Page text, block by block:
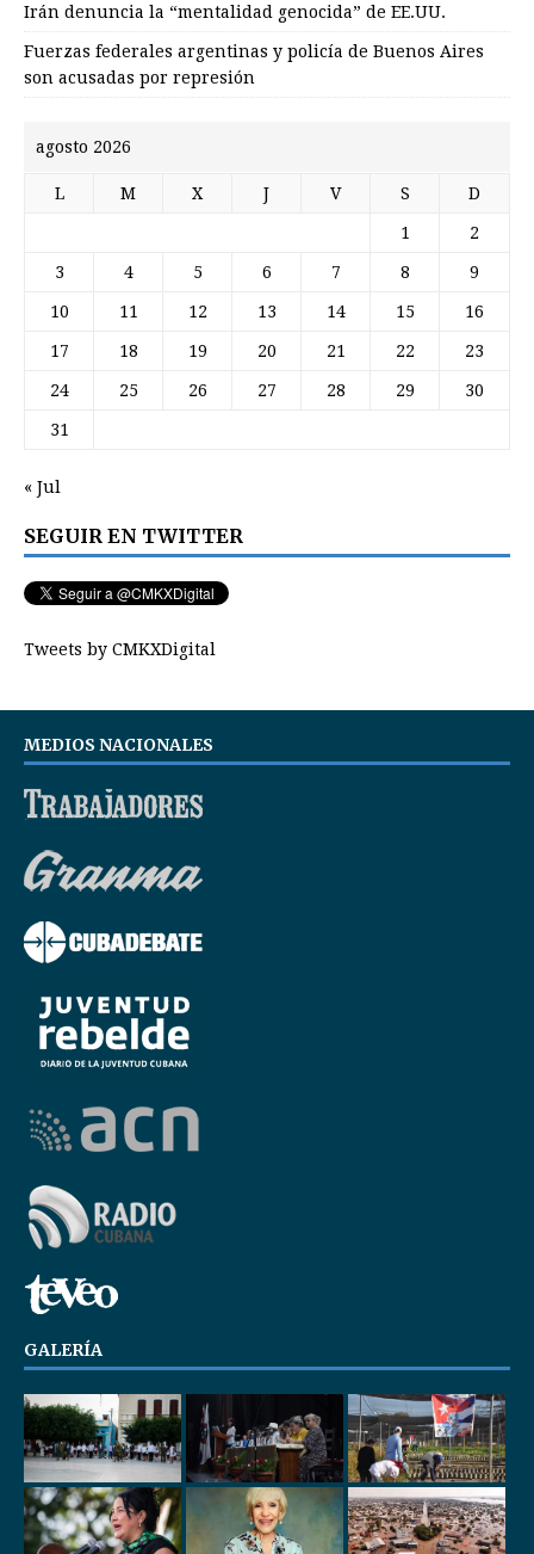
Irán denuncia la “mentalidad genocida” de EE.UU.
Fuerzas federales argentinas y policía de Buenos Aires
son acusadas por represión
agosto 2026
L M X J V S D
1 2
3 4 5 6 7 8 9
10 11 12 13 14 15 16
17 18 19 20 21 22 23
24 25 26 27 28 29 30
31
« Jul
SEGUIR EN TWITTER
Tweets by CMKXDigital
MEDIOS NACIONALES
GALERÍA